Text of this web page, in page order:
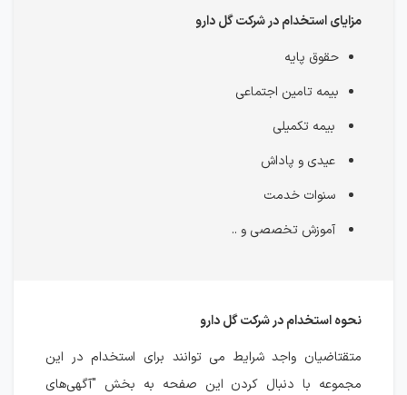
مزایای استخدام در شرکت گل دارو
حقوق پایه
بیمه تامین اجتماعی
بیمه تکمیلی
عیدی و پاداش
سنوات خدمت
آموزش تخصصی و ..
نحوه استخدام در شرکت گل دارو
متقتاضیان واجد شرایط می توانند برای استخدام در این
مجموعه با دنبال کردن این صفحه به بخش "آگهی‌های